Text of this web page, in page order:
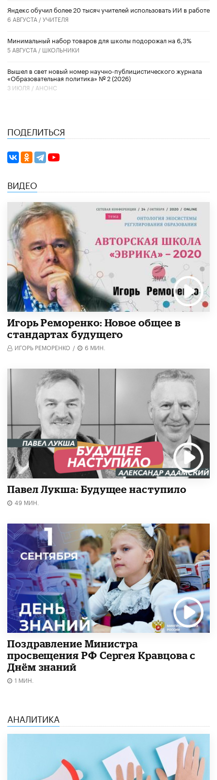
​Яндекс обучил более 20 тысяч учителей использовать ИИ в работе
6 АВГУСТА /УЧИТЕЛЯ
Минимальный набор товаров для школы подорожал на 6,3%
5 АВГУСТА / ШКОЛЬНИКИ
Вышел в свет новый номер научно-публицистического журнала
«Образовательная политика» № 2 (2026)
3 ИЮЛЯ / АНОНС
ПОДЕЛИТЬСЯ
ВИДЕО
Игорь Реморенко: Новое общее в
стандартах будущего
ИГОРЬ РЕМОРЕНКО / 6 МИН.
Павел Лукша: Будущее наступило
49 МИН.
Поздравление Министра
просвещения РФ Сергея Кравцова с
Днём знаний
1 МИН.
АНАЛИТИКА